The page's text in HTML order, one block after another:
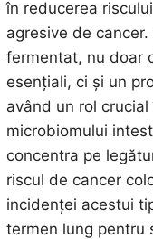
în reducerea
agresive de
fermentat, nu doar
esențiali, ci și un
având un rol
microbiomului
concentra pe
riscul de cancer
incidenței acestui
termen lung pentru